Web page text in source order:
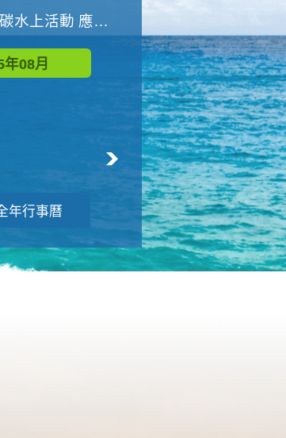
應屆畢業生限額免費參加
年08月
115年09月
年行事曆